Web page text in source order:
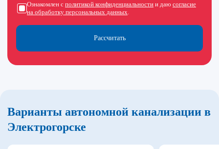
Рассчитать
Ознакомлен с политикой конфиденциальности и даю согласие
на обработку персональных данных.
Варианты автономной канализации в
Электрогорске